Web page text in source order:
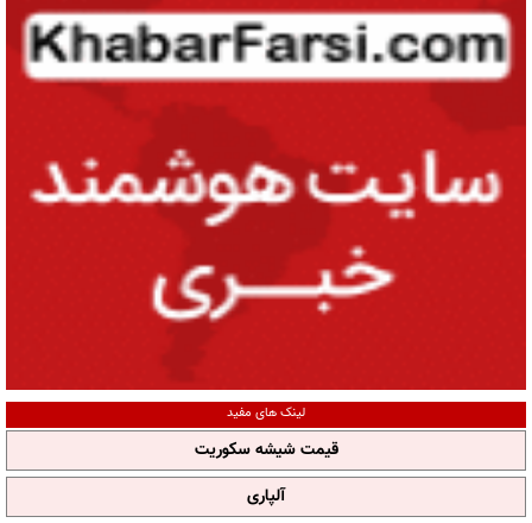
لینک های مفید
قیمت شیشه سکوریت
آلپاری